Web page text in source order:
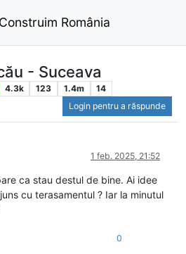
România
- Suceava
4.3k 123 1.4m
14
Login pentru a răspunde
1 feb. 2025, 21:52
ca stau destul de bine. Ai idee
cu terasamentul ? Iar la minutul
0